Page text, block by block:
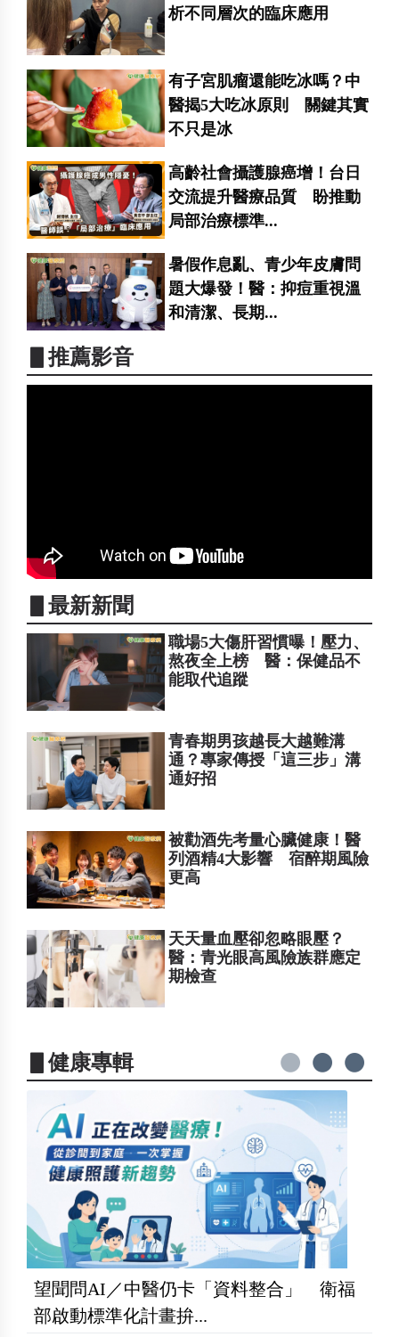
析不同層次的臨床應用
有子宮肌瘤還能吃冰嗎？中
醫揭5大吃冰原則 關鍵其實
不只是冰
高齡社會攝護腺癌增！台日
交流提升醫療品質 盼推動
局部治療標準...
暑假作息亂、青少年皮膚問
題大爆發！醫：抑痘重視溫
和清潔、長期...
▋推薦影音
▋最新新聞
職場5大傷肝習慣曝！壓力、
熬夜全上榜 醫：保健品不
能取代追蹤
青春期男孩越長大越難溝
通？專家傳授「這三步」溝
通好招
被勸酒先考量心臟健康！醫
列酒精4大影響 宿醉期風險
更高
天天量血壓卻忽略眼壓？
醫：青光眼高風險族群應定
期檢查
▋健康專輯
望聞問AI／中醫仍卡「資料整合」 衛福
部啟動標準化計畫拚...